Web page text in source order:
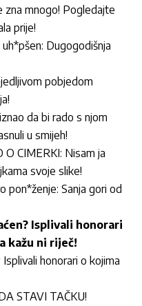
zna mnogo! Pogledajte
prije!
Dugogodišnja
pobjedom
da bi rado s njom
u smijeh!
CIMERKI: Nisam ja
svoje slike!
pon*ženje: Sanja gori od
Isplivali honorari
kažu ni riječ!
honorari o kojima
STAVI TAČKU!